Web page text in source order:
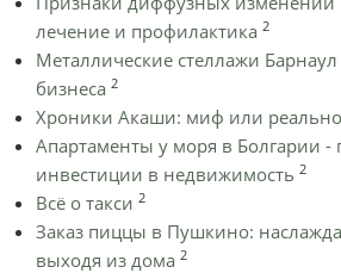
лечение и профилактика 2
Металлические стеллажи
бизнеса 2
Хроники Акаши: миф или
Апартаменты у моря в Болгарии -
инвестиции в недвижимость 2
Всё о такси 2
Заказ пиццы в Пушкино:
выходя из дома 2